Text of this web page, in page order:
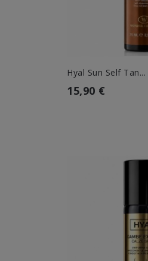
Hyal Sun Self Tan...
15,90 €